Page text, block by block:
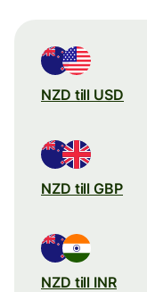
NZD till USD
NZD till GBP
NZD till INR